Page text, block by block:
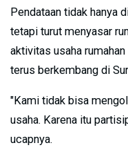
Pendataan tidak hanya
tetapi turut menyasar
aktivitas usaha
terus berkembang di
"Kami tidak bisa
usaha. Karena itu
ucapnya.